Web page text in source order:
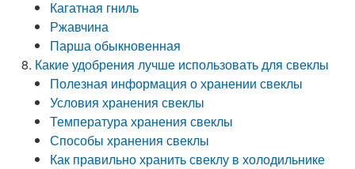
Кагатная гниль
Ржавчина
Парша обыкновенная
Какие удобрения лучше использовать для свеклы
Полезная информация о хранении свеклы
Условия хранения свеклы
Температура хранения свеклы
Способы хранения свеклы
Как правильно хранить свеклу в холодильнике